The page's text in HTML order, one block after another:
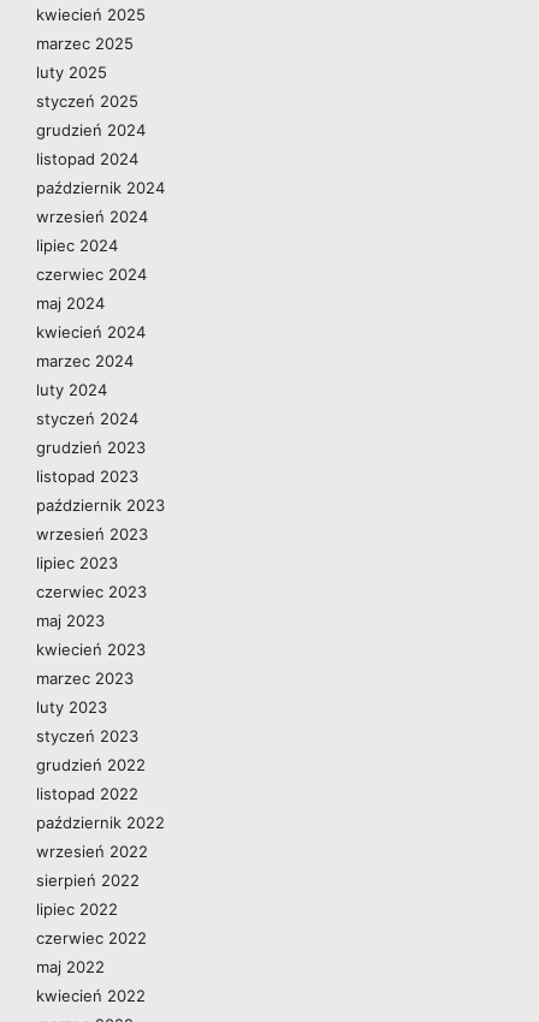
kwiecień 2025
marzec 2025
luty 2025
styczeń 2025
grudzień 2024
listopad 2024
październik 2024
wrzesień 2024
lipiec 2024
czerwiec 2024
maj 2024
kwiecień 2024
marzec 2024
luty 2024
styczeń 2024
grudzień 2023
listopad 2023
październik 2023
wrzesień 2023
lipiec 2023
czerwiec 2023
maj 2023
kwiecień 2023
marzec 2023
luty 2023
styczeń 2023
grudzień 2022
listopad 2022
październik 2022
wrzesień 2022
sierpień 2022
lipiec 2022
czerwiec 2022
maj 2022
kwiecień 2022